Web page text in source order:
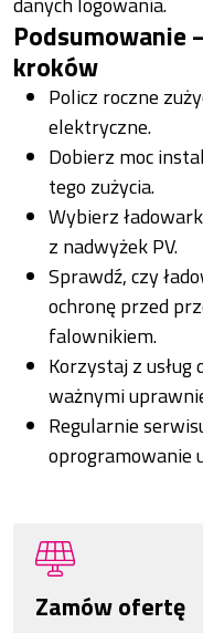
Podsumowanie
kroków
Policz roczne
elektryczne.
Dobierz moc
tego zużycia.
Wybierz
z nadwyżek PV.
Sprawdź, czy
ochronę przed
falownikiem.
Korzystaj z
ważnymi
Regularnie
oprogramowanie
Zamów ofertę